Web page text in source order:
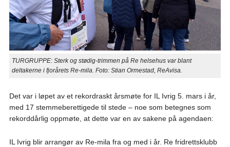
TURGRUPPE: Sterk og stødig-trimmen på Re helsehus var blant
deltakerne i fjorårets Re-mila. Foto: Stian Ormestad, ReAvisa.
Det var i løpet av et rekordraskt årsmøte for IL Ivrig 5. mars i år,
med 17 stemmeberettigede til stede – noe som betegnes som
rekorddårlig oppmøte, at dette var en av sakene på agendaen:
IL Ivrig blir arrangør av Re-mila fra og med i år. Re fridrettsklubb